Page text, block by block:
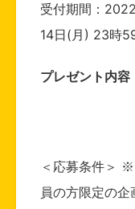
受付期間：
14日(月) 23時
プレゼント内容
＜応募条件＞
員の方限定の